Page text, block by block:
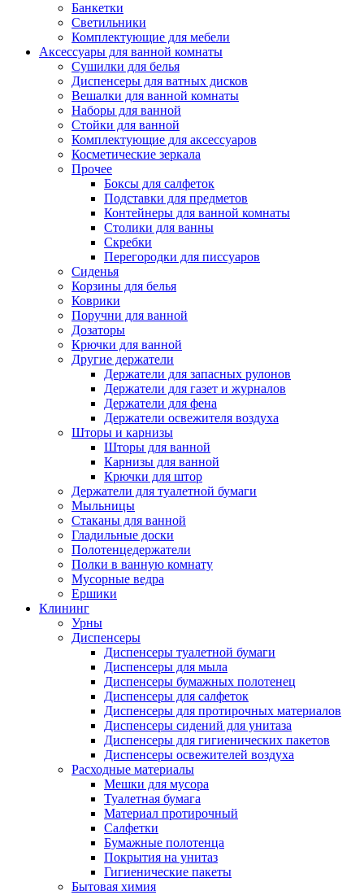
Банкетки
Светильники
Комплектующие для мебели
Аксессуары для ванной комнаты
Сушилки для белья
Диспенсеры для ватных дисков
Вешалки для ванной комнаты
Наборы для ванной
Стойки для ванной
Комплектующие для аксессуаров
Косметические зеркала
Прочее
Боксы для салфеток
Подставки для предметов
Контейнеры для ванной комнаты
Столики для ванны
Скребки
Перегородки для писсуаров
Сиденья
Корзины для белья
Коврики
Поручни для ванной
Дозаторы
Крючки для ванной
Другие держатели
Держатели для запасных рулонов
Держатели для газет и журналов
Держатели для фена
Держатели освежителя воздуха
Шторы и карнизы
Шторы для ванной
Карнизы для ванной
Крючки для штор
Держатели для туалетной бумаги
Мыльницы
Стаканы для ванной
Гладильные доски
Полотенцедержатели
Полки в ванную комнату
Мусорные ведра
Ершики
Клининг
Урны
Диспенсеры
Диспенсеры туалетной бумаги
Диспенсеры для мыла
Диспенсеры бумажных полотенец
Диспенсеры для салфеток
Диспенсеры для протирочных материалов
Диспенсеры сидений для унитаза
Диспенсеры для гигиенических пакетов
Диспенсеры освежителей воздуха
Расходные материалы
Мешки для мусора
Туалетная бумага
Материал протирочный
Салфетки
Бумажные полотенца
Покрытия на унитаз
Гигиенические пакеты
Бытовая химия